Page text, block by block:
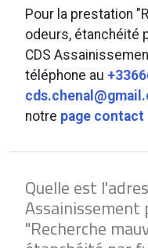
Pour la prestation
odeurs, étanchéité
CDS
téléphone au
notre page contact
Quelle est
"Recherche